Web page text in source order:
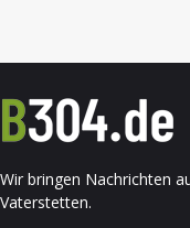
Wir bringen Nachrichten
Vaterstetten.